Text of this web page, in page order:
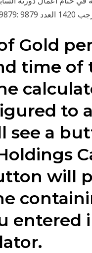
Gold
time of
to
see a
will
entered